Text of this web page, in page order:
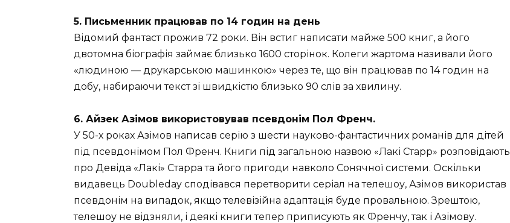
5. Письменник працював по 14 годин на день
Відомий фантаст прожив 72 роки. Він встиг написати майже 500 книг, а його
двотомна біографія займає близько 1600 сторінок. Колеги жартома називали його
«людиною — друкарською машинкою» через те, що він працював по 14 годин на
добу, набираючи текст зі швидкістю близько 90 слів за хвилину.
6. Айзек Азімов використовував псевдонім Пол Френч.
У 50-х роках Азімов написав серію з шести науково-фантастичних романів для дітей
під псевдонімом Пол Френч. Книги під загальною назвою «Лакі Старр» розповідають
про Девіда «Лакі» Старра та його пригоди навколо Сонячної системи. Оскільки
видавець Doubleday сподівався перетворити серіал на телешоу, Азімов використав
псевдонім на випадок, якщо телевізійна адаптація буде провальною. Зрештою,
телешоу не відзняли, і деякі книги тепер приписують як Френчу, так і Азімову.